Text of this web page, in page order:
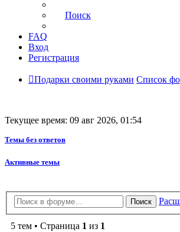
Поиск
FAQ
Вход
Регистрация
Подарки своими руками Список
Текущее время: 09 авг 2026, 01:54
Темы без ответов
Активные темы
Поиск
5 тем • Страница 1 из 1